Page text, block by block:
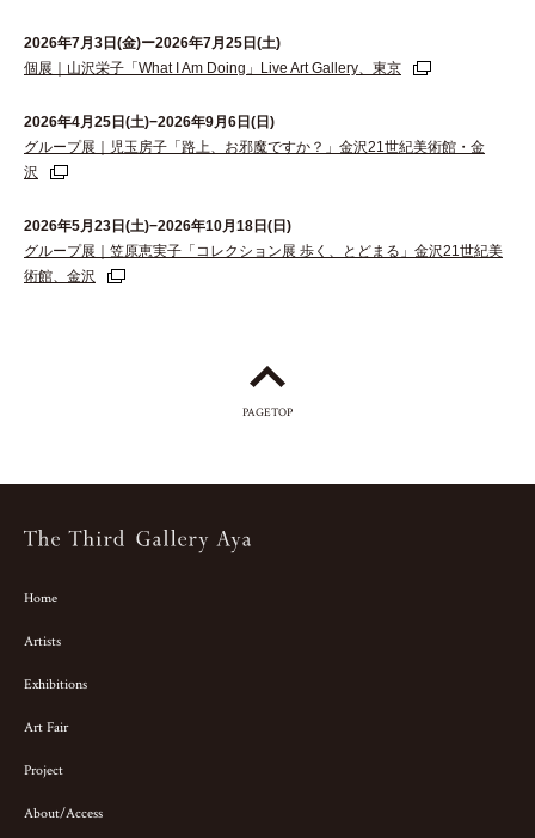
2026年7月3日(金)ー2026年7月25日(土)
個展｜山沢栄子「What I Am Doing」Live Art Gallery、東京
2026年4月25日(土)−2026年9月6日(日)
グループ展｜児玉房子「路上、お邪魔ですか？」金沢21世紀美術館・金
沢
2026年5月23日(土)−2026年10月18日(日)
グループ展｜笠原恵実子「コレクション展 歩く、とどまる」金沢21世紀美
術館、金沢
PAGETOP
Home
Artists
Exhibitions
Art Fair
Project
About/Access